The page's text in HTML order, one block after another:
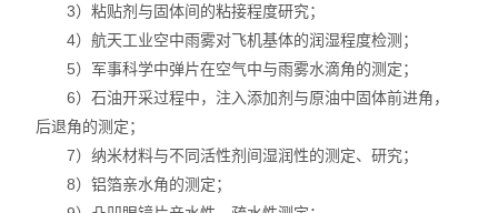
透反射率测量仪
等离子清洗机
代理产品
光学显微镜
3）粘贴剂与固体间的粘接程度研究；
4）航天工业空中雨雾对飞机基体的润湿程度检测；
5）军事科学中弹片在空气中与雨雾水滴角的测定；
6）石油开采过程中，注入添加剂与原油中固体前进角，
后退角的测定；
7）纳米材料与不同活性剂间湿润性的测定、研究；
8）铝箔亲水角的测定；